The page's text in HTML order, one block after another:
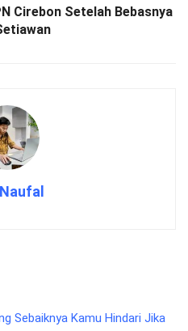
Cirebon Setelah Bebasnya
Sebaiknya Kamu Hindari Jika